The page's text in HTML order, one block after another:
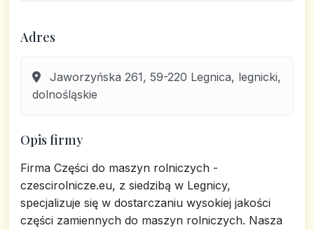
Adres
Jaworzyńska 261, 59-220 Legnica, legnicki,
dolnośląskie
Opis firmy
Firma Części do maszyn rolniczych -
czescirolnicze.eu, z siedzibą w Legnicy,
specjalizuje się w dostarczaniu wysokiej jakości
części zamiennych do maszyn rolniczych. Nasza